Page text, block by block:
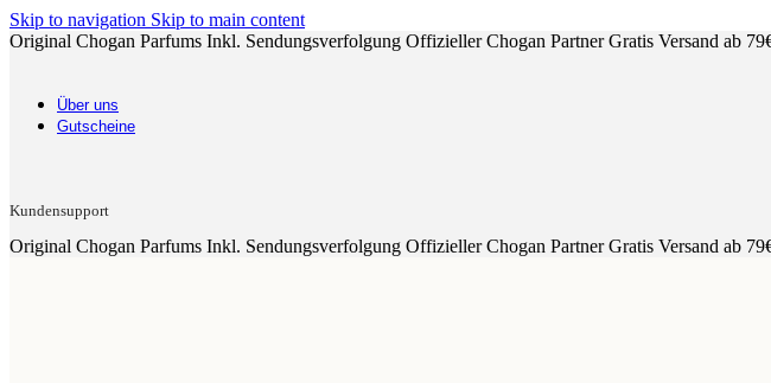
Skip to navigation Skip to main content
Original Chogan Parfums Inkl. Sendungsverfolgung Offizieller Chogan PartnerGratis Versand ab
Über uns
Gutscheine
Kundensupport
Original Chogan Parfums Inkl. Sendungsverfolgung Offizieller Chogan PartnerGratis Versand ab